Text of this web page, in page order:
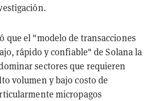
que el "modelo de transacciones
rápido y confiable" de Solana la
sectores que requieren
volumen y bajo costo de
micropagos